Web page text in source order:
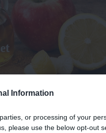
Information
or processing of your
please use the below opt-out